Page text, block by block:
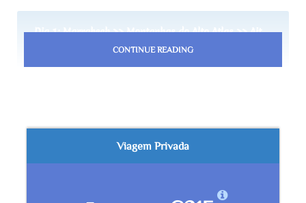
Viagem Privada
Dia 1: Marrakech >> Montanhas do Alto Atlas >> Ait
desfiladeiro de Dades através da impressionante
CONTINUE READING